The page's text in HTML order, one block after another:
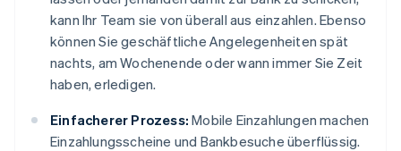
kann Ihr Team sie von überall aus einzahlen. Ebenso
können Sie geschäftliche Angelegenheiten spät
nachts, am Wochenende oder wann immer Sie Zeit
haben, erledigen.
Einfacherer Prozess: Mobile Einzahlungen machen
Einzahlungsscheine und Bankbesuche überflüssig.